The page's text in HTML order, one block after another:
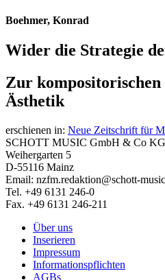
Boehmer, Konrad
Wider die Strategie
Zur
Ästhetik
erschienen in: Neue Zeitschrift für
SCHOTT MUSIC GmbH & Co KG
Weihergarten 5
D-55116 Mainz
Email: nzfm.redaktion@schott-
Tel. +49 6131 246-0
Fax. +49 6131 246-211
Über uns
Inserieren
Impressum
Informationspflichten
AGBs